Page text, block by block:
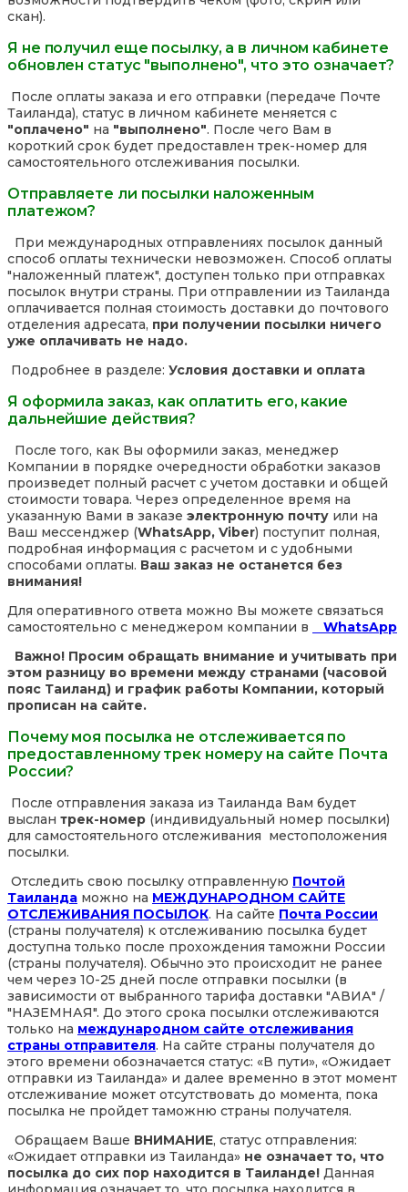
скан).
Я не получил еще посылку, а в личном кабинете
обновлен статус "выполнено", что это означает?
После оплаты заказа и его отправки (передаче Почте
Таиланда), статус в личном кабинете меняется с
"оплачено" на "выполнено". После чего Вам в
короткий срок будет предоставлен трек-номер для
самостоятельного отслеживания посылки.
Отправляете ли посылки наложенным
платежом?
При международных отправлениях посылок данный
способ оплаты технически невозможен. Способ оплаты
"наложенный платеж", доступен только при отправках
посылок внутри страны. При отправлении из Таиланда
оплачивается полная стоимость доставки до почтового
отделения адресата, при получении посылки ничего
уже оплачивать не надо.
Подробнее в разделе: Условия доставки и оплата
Я оформила заказ, как оплатить его, какие
дальнейшие действия?
После того, как Вы оформили заказ, менеджер
Компании в порядке очередности обработки заказов
произведет полный расчет с учетом доставки и общей
стоимости товара. Через определенное время на
указанную Вами в заказе электронную почту или на
Ваш мессенджер (WhatsApp, Viber) поступит полная,
подробная информация с расчетом и с удобными
способами оплаты. Ваш заказ не останется без
внимания!
Для оперативного ответа можно Вы можете связаться
самостоятельно с менеджером компании в
WhatsApp
Важно! Просим обращать внимание и учитывать при
этом разницу во времени между странами (часовой
пояс Таиланд) и график работы Компании, который
прописан на сайте.
Почему моя посылка не отслеживается по
предоставленному трек номеру на сайте Почта
России?
После отправления заказа из Таиланда Вам будет
выслан трек-номер (индивидуальный номер посылки)
для самостоятельного отслеживания местоположения
посылки.
Отследить свою посылку отправленную Почтой
Таиланда можно на МЕЖДУНАРОДНОМ САЙТЕ
ОТСЛЕЖИВАНИЯ ПОСЫЛОК. На сайте Почта России
(страны получателя) к отслеживанию посылка будет
доступна только после прохождения таможни России
(страны получателя). Обычно это происходит не ранее
чем через 10-25 дней после отправки посылки (в
зависимости от выбранного тарифа доставки "АВИА" /
"НАЗЕМНАЯ". До этого срока посылки отслеживаются
только на международном сайте отслеживания
страны отправителя. На сайте страны получателя до
этого времени обозначается статус: «В пути», «Ожидает
отправки из Таиланда» и далее временно в этот момент
отслеживание может отсутствовать до момента, пока
посылка не пройдет таможню страны получателя.
Обращаем Ваше ВНИМАНИЕ, статус отправления:
«Ожидает отправки из Таиланда» не означает то, что
посылка до сих пор находится в Таиланде! Данная